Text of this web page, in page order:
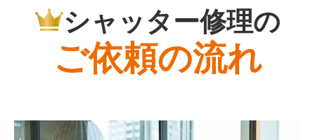
シャッター修理の
ご依頼の流れ